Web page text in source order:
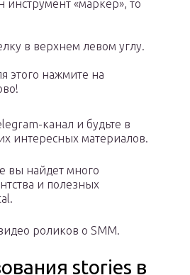
инструмент «маркер», то
в верхнем левом углу.
этого нажмите на
канал и будьте в
интересных материалов.
вы найдет много
и полезных
роликов о SMM.
stories в